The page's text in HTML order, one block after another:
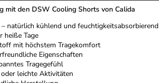
mit den DSW Cooling Shorts von Calida
natürlich kühlend und feuchtigkeitsabsorbierend
heiße Tage
mit höchstem Tragekomfort
Eigenschaften
Tragegefühl
leichte Aktivitäten